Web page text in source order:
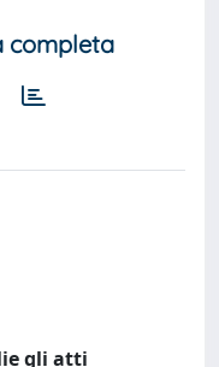
completa
gli atti